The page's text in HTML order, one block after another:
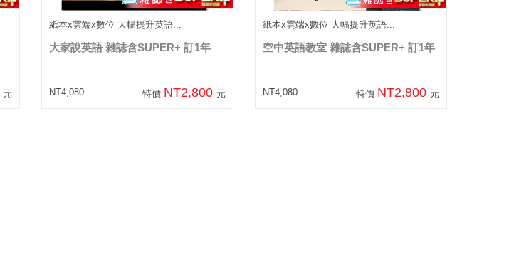
元
紙本x雲端x數位 大幅提升英語...
大家說英語 雜誌含SUPER+ 訂1年
NT4,080 特價 NT2,800 元
紙本x雲端x數位 大幅提升英語...
空中英語教室 雜誌含SUPER+ 訂1年
NT4,080 特價 NT2,800 元